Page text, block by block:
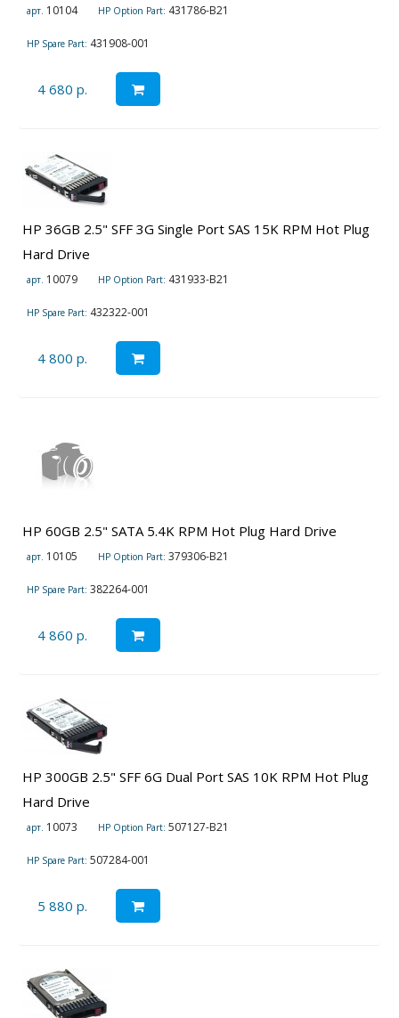
арт. 10104 HP Option Part: 431786-B21
HP Spare Part: 431908-001
4 680 р.
HP 36GB 2.5" SFF 3G Single Port SAS 15K RPM Hot Plug
Hard Drive
арт. 10079 HP Option Part: 431933-B21
HP Spare Part: 432322-001
4 800 р.
HP 60GB 2.5" SATA 5.4K RPM Hot Plug Hard Drive
арт. 10105 HP Option Part: 379306-B21
HP Spare Part: 382264-001
4 860 р.
HP 300GB 2.5" SFF 6G Dual Port SAS 10K RPM Hot Plug
Hard Drive
арт. 10073 HP Option Part: 507127-B21
HP Spare Part: 507284-001
5 880 р.